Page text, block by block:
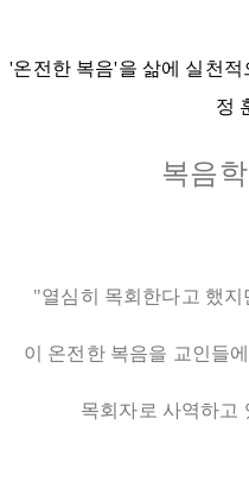
'온전한 복음'을 삶에 실천
정
복음
"열심히 목회한다고 했
이 온전한 복음을 교인들
목회자로 사역하고